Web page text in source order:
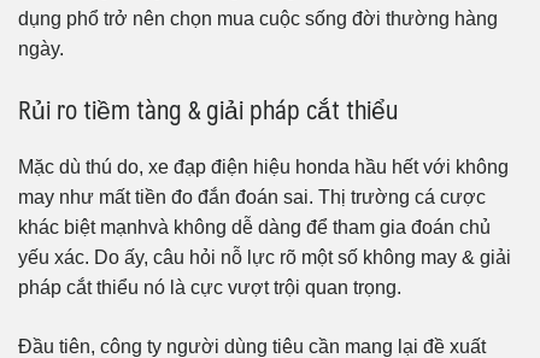
dụng phổ trở nên chọn mua cuộc sống đời thường hàng
ngày.
Rủi ro tiềm tàng & giải pháp cắt thiểu
Mặc dù thú do, xe đạp điện hiệu honda hầu hết với không
may như mất tiền đo đắn đoán sai. Thị trường cá cược
khác biệt mạnhvà không dễ dàng để tham gia đoán chủ
yếu xác. Do ấy, câu hỏi nỗ lực rõ một số không may & giải
pháp cắt thiểu nó là cực vượt trội quan trọng.
Đầu tiên, công ty người dùng tiêu cần mang lại đề xuất